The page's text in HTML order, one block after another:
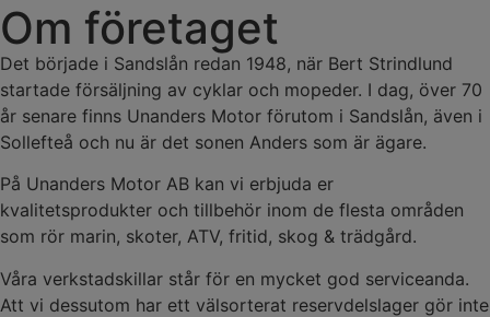
Om företaget
Det började i Sandslån redan 1948, när Bert Strindlund
startade försäljning av cyklar och mopeder. I dag, över 70
år senare finns Unanders Motor förutom i Sandslån, även i
Sollefteå och nu är det sonen Anders som är ägare.
På Unanders Motor AB kan vi erbjuda er
kvalitetsprodukter och tillbehör inom de flesta områden
som rör marin, skoter, ATV, fritid, skog & trädgård.
Våra verkstadskillar står för en mycket god serviceanda.
Att vi dessutom har ett välsorterat reservdelslager gör inte